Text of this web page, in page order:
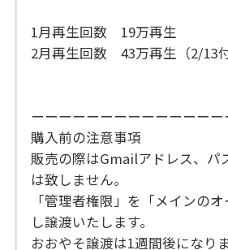
1月再生回数 19万再生
2月再生回数 43万再生（2/13付
ーーーーーーーーーーーーー
購入前の注意事項
販売の際はGmailアドレス、パ
は致しません。
「管理者権限」を「メインの
し譲渡いたします。
おおやそ譲渡は1週間後になりま